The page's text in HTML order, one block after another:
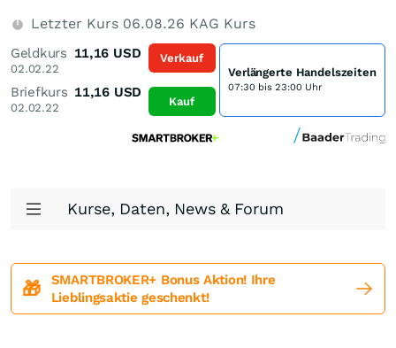
Letzter Kurs 06.08.26 KAG Kurs
Geldkurs
02.02.22
11,16 USD
Briefkurs
02.02.22
11,16 USD
Verkauf
Kauf
Verlängerte Handelszeiten
07:30 bis 23:00 Uhr
Kurse, Daten, News & Forum
🎁
SMARTBROKER+ Bonus Aktion! Ihre
Lieblingsaktie geschenkt!